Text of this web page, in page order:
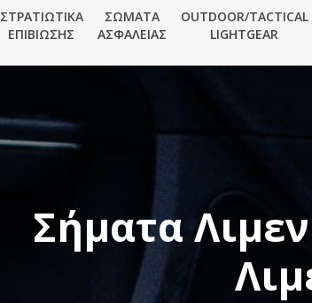
ΣΤΡΑΤΙΩΤΙΚΑ
ΕΠΙΒΙΩΣΗΣ
ΣΩΜΑΤΑ
ΑΣΦΑΛΕΙΑΣ
OUTDOOR/TACTICAL
LIGHTGEAR
Σήματα